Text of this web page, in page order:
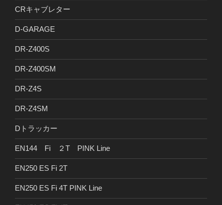
CRキャブレター
D-GARAGE
DR-Z400S
DR-Z400SM
DR-Z4S
DR-Z4SM
Dトラッカー
EN144 Fi ２T PINK Line
EN250 ES Fi 2T
EN250 ES Fi 4T PINK Line